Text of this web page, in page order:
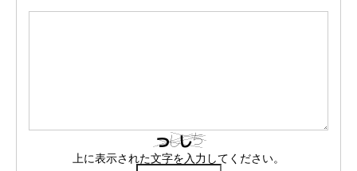
上に表示された文字を入力してください。